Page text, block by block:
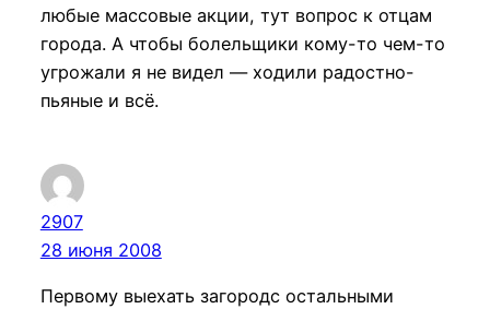
любые массовые акции, тут вопрос к отцам
города. А чтобы болельщики кому-то чем-то
угрожали я не видел — ходили радостно-
пьяные и всё.
2907
28 июня 2008
Первому выехать загородс остальными